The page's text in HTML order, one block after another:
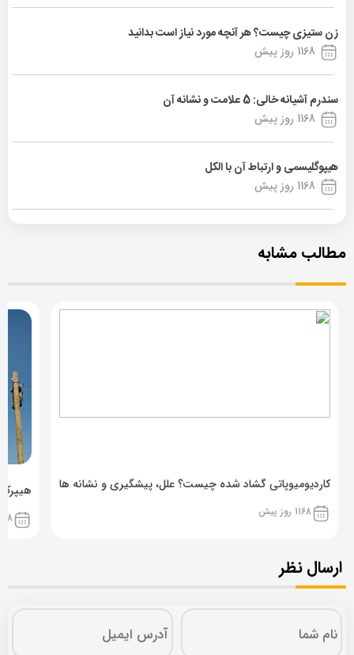
زن ستیزی چیست؟ هر آنچه مورد نیاز است بدانید
1168 روز پیش
سندرم آشیانه خالی: 5 علامت و نشانه آن
1168 روز پیش
هیپوگلیسمی و ارتباط آن با الکل
1168 روز پیش
مطالب مشابه
کاردیومیوپاتی گشاد شده چیست؟ علل، پیشگیری و نشانه ها
1168 روز پیش 1168
ارسال نظر